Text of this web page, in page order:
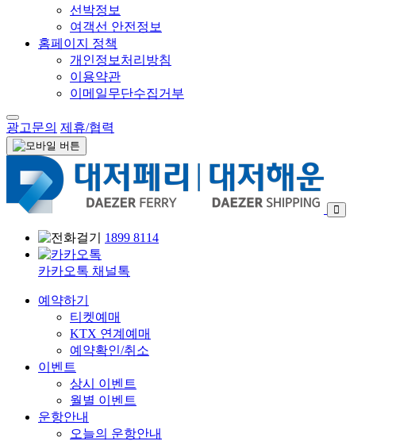
선박정보
여객선 안전정보
홈페이지 정책
개인정보처리방침
이용약관
이메일무단수집거부
광고문의 제휴/협력
1899 8114
카카오톡 채널톡
예약하기
티켓예매
KTX 연계예매
예약확인/취소
이벤트
상시 이벤트
월별 이벤트
운항안내
오늘의 운항안내